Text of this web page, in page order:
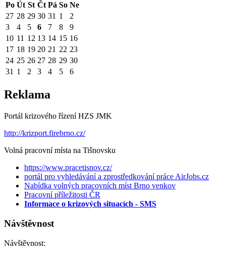
Po Út St Čt Pá So Ne
27 28 29 30 31 1
2
3
4 5 6 7 8
9
10 11 12 13 14 15 16
17 18 19 20 21 22 23
24 25 26 27 28 29 30
31 1 2 3 4 5 6
Reklama
Portál krizového řízení HZS JMK
http://krizport.firebrno.cz/
Volná pracovní místa na Tišnovsku
https://www.pracetisnov.cz/
portál pro vyhledávání a zprostředkování práce AirJobs.cz
Nabídka volných pracovních míst Brno venkov
Pracovní příležitosti ČR
Informace o krizových situacích - SMS
Návštěvnost
Návštěvnost: